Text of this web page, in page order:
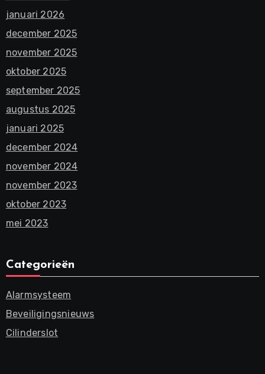
januari 2026
december 2025
november 2025
oktober 2025
september 2025
augustus 2025
januari 2025
december 2024
november 2024
november 2023
oktober 2023
mei 2023
Categorieën
Alarmsysteem
Beveiligingsnieuws
Cilinderslot